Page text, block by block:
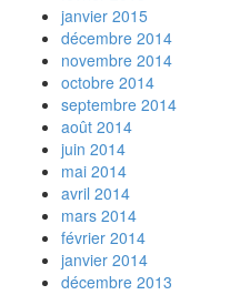
janvier 2015
décembre 2014
novembre 2014
octobre 2014
septembre 2014
août 2014
juin 2014
mai 2014
avril 2014
mars 2014
février 2014
janvier 2014
décembre 2013